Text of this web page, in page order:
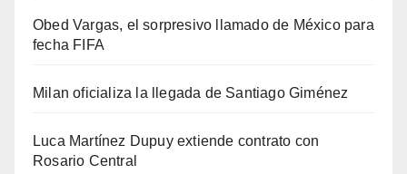
Obed Vargas, el sorpresivo llamado de México para
fecha FIFA
Milan oficializa la llegada de Santiago Giménez
Luca Martínez Dupuy extiende contrato con
Rosario Central